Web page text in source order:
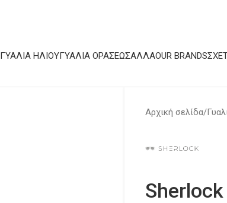
ΓΥΑΛΙΆ ΗΛΊΟΥΓΥΑΛΙΆ ΟΡΆΣΕΩΣΆΛΛΑOUR BRANDS
Αρχική σελίδα